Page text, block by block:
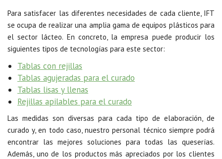
Para satisfacer las diferentes necesidades de cada cliente, IFT
se ocupa de realizar una amplia gama de equipos plásticos para
el sector lácteo. En concreto, la empresa puede producir los
siguientes tipos de tecnologías para este sector:
Tablas con rejillas
Tablas agujeradas para el curado
Tablas lisas y llenas
Rejillas apilables para el curado
Las medidas son diversas para cada tipo de elaboración, de
curado y, en todo caso, nuestro personal técnico siempre podrá
encontrar las mejores soluciones para todas las queserías.
Además, uno de los productos más apreciados por los clientes